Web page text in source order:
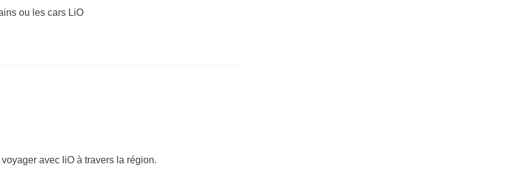
ou les cars LiO
avec liO à travers la région.